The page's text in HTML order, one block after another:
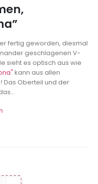
fertig geworden, diesmal
geschlagenen V-
sieht es optisch aus wie
kann aus allen
Das Oberteil und der